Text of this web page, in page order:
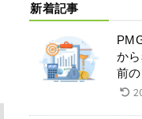
新着記事
か
前